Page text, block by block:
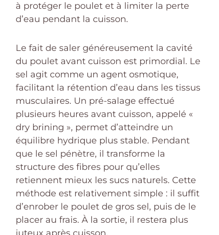
à protéger le poulet et à limiter la perte
d’eau pendant la cuisson.
Le fait de saler généreusement la cavité
du poulet avant cuisson est primordial. Le
sel agit comme un agent osmotique,
facilitant la rétention d’eau dans les tissus
musculaires. Un pré-salage effectué
plusieurs heures avant cuisson, appelé «
dry brining », permet d’atteindre un
équilibre hydrique plus stable. Pendant
que le sel pénètre, il transforme la
structure des fibres pour qu’elles
retiennent mieux les sucs naturels. Cette
méthode est relativement simple : il suffit
d’enrober le poulet de gros sel, puis de le
placer au frais. À la sortie, il restera plus